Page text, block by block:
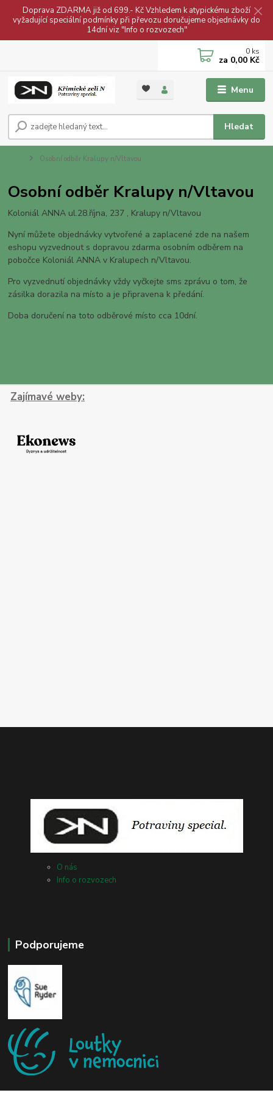
Doprava ZDARMA již od 699.- Kč Vzhledem k atypickému zboží
vyžadující speciální podmínky při převozu doručujeme objednávky do
14dní viz "Info o rozvozech"
Menu
Hledat
0 ks
za 0,00 Kč
Osobní odběr Kralupy n/Vltavou
Osobní odběr Kralupy n/Vltavou
Koloniál ANNA ul.28.října, 237 , Kralupy n/Vltavou
Nyní můžete objednávky vytvořené a zaplacené zde na našem
eshopu vyzvednout s dopravou zdarma osobním odběrem na
pobočce Koloniál ANNA v Kralupech n/Vltavou.
Pro vyzvednutí objednávky vždy vyčkejte sms zprávu o tom, že
zásilka dorazila na místo a je připravena k předání.
Doba doručení na toto odběrové místo cca 10dní.
Zajímavé weby:
O nás
Info o rozvozech
Podporujeme